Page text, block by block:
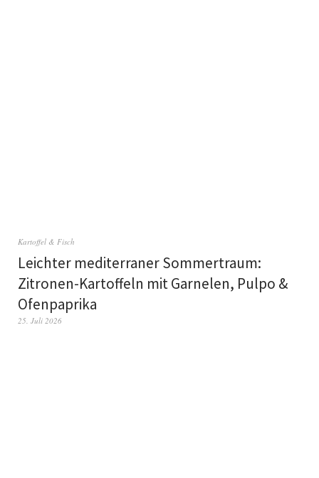
Kartoffel & Fisch
Leichter mediterraner Sommertraum:
Zitronen-Kartoffeln mit Garnelen, Pulpo &
Ofenpaprika
25. Juli 2026